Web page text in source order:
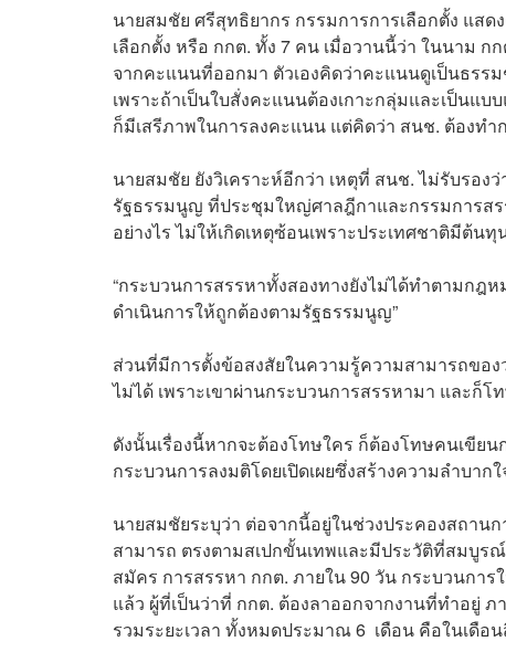
นายสมชัย ศรีสุทธิยากร กรรมการการเลือกตั้ง แส
เลือกตั้ง หรือ กกต. ทั้ง 7 คน เมื่อวานนี้ว่า ในนาม ก
จากคะแนนที่ออกมา ตัวเองคิดว่าคะแนนดูเป็นธรร
เพราะถ้าเป็นใบสั่งคะแนนต้องเกาะกลุ่มและเป็นแ
ก็มีเสรีภาพในการลงคะแนน แต่คิดว่า สนช. ต้องทำ
นายสมชัย ยังวิเคราะห์อีกว่า เหตุที่ สนช. ไม่รับรอง
รัฐธรรมนูญ ที่ประชุมใหญ่ศาลฎีกาและกรรมการสร
อย่างไร ไม่ให้เกิดเหตุซ้อนเพราะประเทศชาติมีต้นทุ
“กระบวนการสรรหาทั้งสองทางยังไม่ได้ทำตามกฎ
ดำเนินการให้ถูกต้องตามรัฐธรรมนูญ”
ส่วนที่มีการตั้งข้อสงสัยในความรู้ความสามารถขอ
ไม่ได้ เพราะเขาผ่านกระบวนการสรรหามา และก็
ดังนั้นเรื่องนี้หากจะต้องโทษใคร ก็ต้องโทษคนเขีย
กระบวนการลงมติโดยเปิดเผยซึ่งสร้างความลำบาก
นายสมชัยระบุว่า ต่อจากนี้อยู่ในช่วงประคองสถา
สามารถ ตรงตามสเปกขั้นเทพและมีประวัติที่สมบู
สมัคร การสรรหา กกต. ภายใน 90 วัน กระบวนกา
แล้ว ผู้ที่เป็นว่าที่ กกต. ต้องลาออกจากงานที่ทำอยู่
รวมระยะเวลา ทั้งหมดประมาณ 6 เดือน คือในเดือ